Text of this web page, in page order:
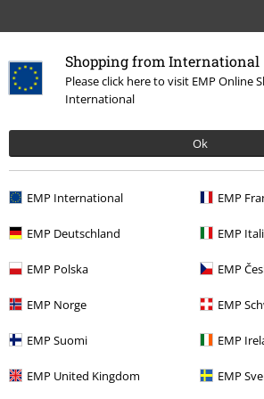
Shopping from International
Please click here to visit EMP Online
International
Ok
EMP International EMP
EMP Deutschland EMP
EMP Polska EMP
EMP Norge EMP
EMP Suomi EMP
EMP United Kingdom EMP
More categories. More options.